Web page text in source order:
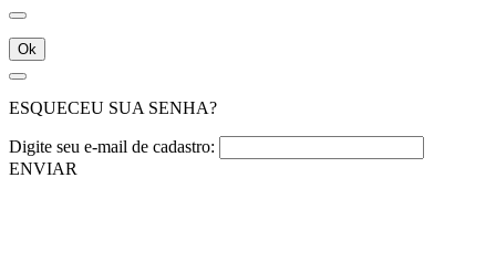
Ok
ESQUECEU SUA SENHA?
Digite seu e-mail de cadastro:
ENVIAR